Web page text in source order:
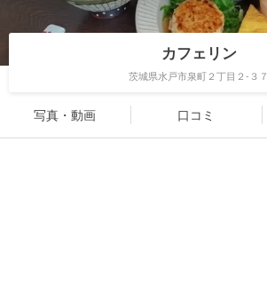
カフェリン
茨城県水戸市泉町２丁目２-３７
写真・動画 口コミ